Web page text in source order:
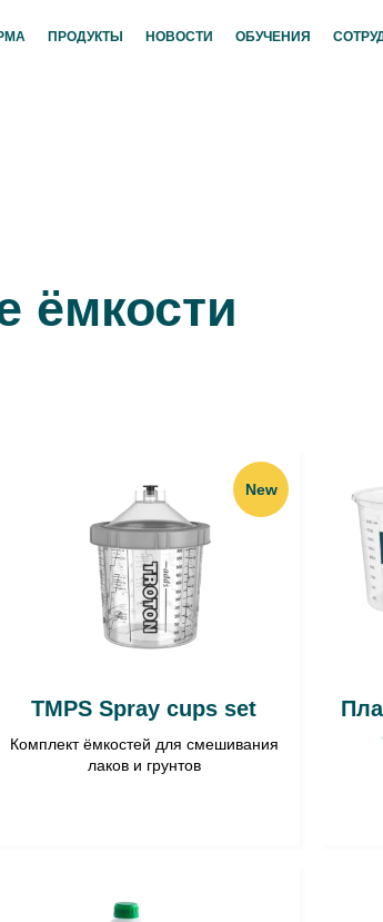
ПРОДУКТЫ НОВОСТИ ОБУЧЕНИЯ
ёмкости
TMPS Spray cups set
Комплект ёмкостей для смешивания
лаков и грунтов
New